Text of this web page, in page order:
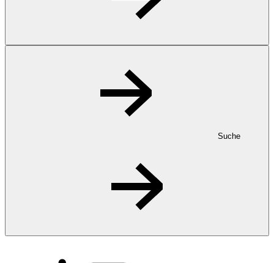
Suche